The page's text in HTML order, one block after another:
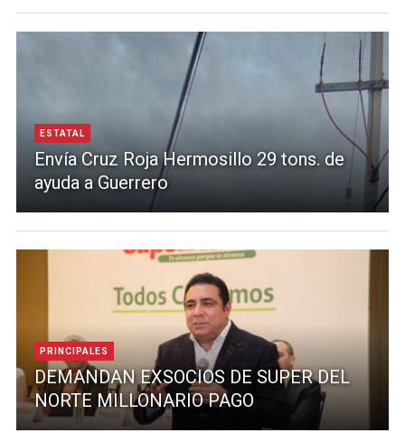
ESTATAL
Envía Cruz Roja Hermosillo 29 tons. de
ayuda a Guerrero
PRINCIPALES
DEMANDAN EXSOCIOS DE SUPER DEL
NORTE MILLONARIO PAGO